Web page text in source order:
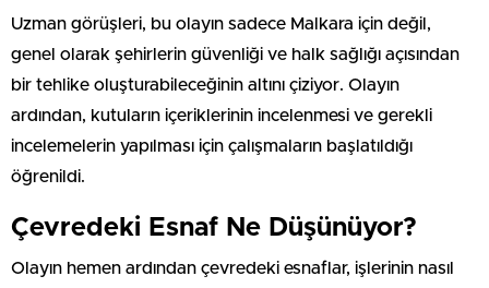
Uzman görüşleri, bu olayın sadece Malkara için değil,
genel olarak şehirlerin güvenliği ve halk sağlığı açısından
bir tehlike oluşturabileceğinin altını çiziyor. Olayın
ardından, kutuların içeriklerinin incelenmesi ve gerekli
incelemelerin yapılması için çalışmaların başlatıldığı
öğrenildi.
Çevredeki Esnaf Ne Düşünüyor?
Olayın hemen ardından çevredeki esnaflar, işlerinin nasıl